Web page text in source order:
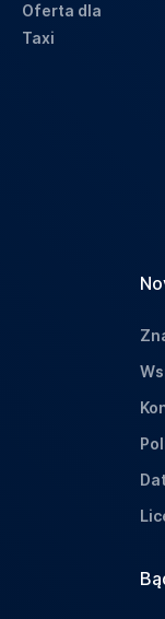
Oferta dla
Taxi